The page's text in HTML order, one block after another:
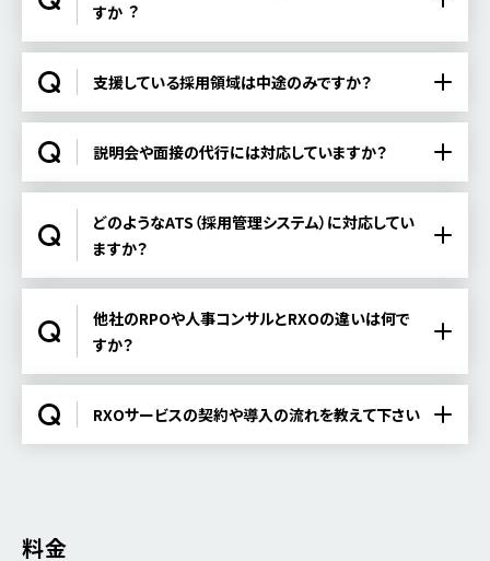
すか︖
支援している採用領域は中途のみですか？
説明会や面接の代行には対応していますか？
どのようなATS（採用管理システム）に対応してい
ますか？
他社のRPOや人事コンサルとRXOの違いは何で
すか？
RXOサービスの契約や導⼊の流れを教えて下さい
料金